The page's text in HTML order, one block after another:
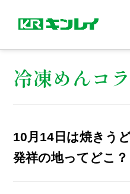
冷凍めんコ
10月14日は焼きう
発祥の地ってどこ？